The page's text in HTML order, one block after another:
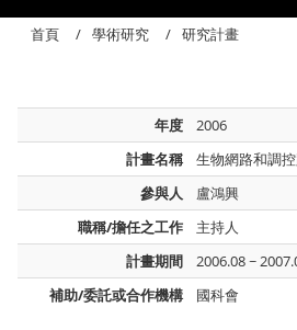
首頁 學術研究 研究計畫
年度
2006
計畫名稱
生物網路和調
參與人
盧鴻興
職稱/擔任之工作
主持人
計畫期間
2006.08 ~
補助/委託或合作機構
國科會